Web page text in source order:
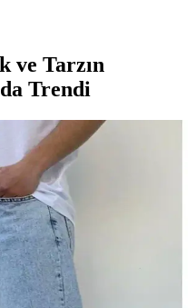
ve Tarzın
Trendi